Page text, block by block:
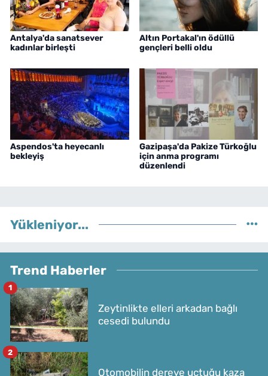
Antalya'da sanatsever
kadınlar birleşti
Altın Portakal'ın ödüllü
gençleri belli oldu
Aspendos'ta heyecanlı
bekleyiş
Gazipaşa'da Pakize Türkoğlu
için anma programı
düzenlendi
Yükleniyor...
Trend Haberler
Zeytinlikte elleri arkadan bağlı
cesedi bulundu
1
Otomobilin dereye uçtuğu kaza
2